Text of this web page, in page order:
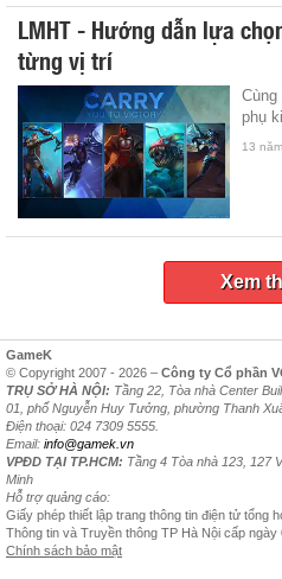
LMHT - Hướng dẫn lựa
từng vị trí
phụ
13
Xem
GameK
© Copyright 2007 - 2026 – Công ty Cổ phần
TRỤ SỞ HÀ NỘI: Tầng 22, Tòa nhà Center
01, phố Nguyễn Huy Tưởng, phường Thanh
Điện thoại: 024 7309 5555.
Email: info@gamek.vn
VPĐD TẠI TP.HCM: Tầng 4 Tòa nhà 123, 127
Minh
Hỗ trợ quảng cáo:
Giấy phép thiết lập trang thông tin điện tử tổng
Thông tin và Truyền thông TP Hà Nội cấp ngày
Chính sách bảo mật